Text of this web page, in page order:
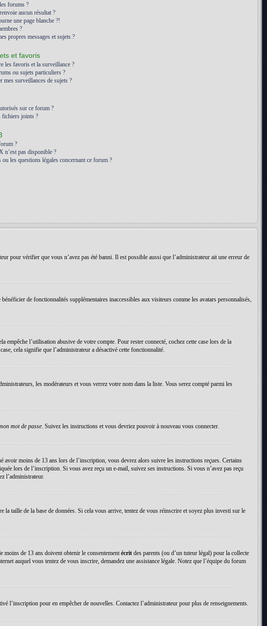
forums ?
aucun résultat ?
une page blanche ?!
?
propres messages et sujets ?
et favoris
les favoris et la surveillance ?
ou sujets particuliers ?
mes surveillances de sujets ?
sur ce forum ?
fichiers joints ?
?
n’est pas disponible ?
les questions légales concernant ce forum ?
pour vérifier que vous n’avez pas été banni. Il est possible aussi que l’administrateur ait une erreur de
de fonctionnalités supplémentaires inaccessibles aux visiteurs comme les avatars personnalisés,
empêche l’utilisation abusive de votre compte. Pour rester connecté, cochez cette case lors de la
cela signifie que l’administrateur a désactivé cette fonctionnalité.
les modérateurs et vous verrez votre nom dans la liste. Vous serez compté parmi les
mot de passe. Suivez les instructions et vous devriez pouvoir à nouveau vous connecter.
moins de 13 ans lors de l’inscription, vous devrez alors suivre les instructions reçues. Certains
lors de l’inscription. Si vous avez reçu un e-mail, suivez ses instructions. Si vous n’avez pas reçu
l’administrateur.
taille de la base de données. Si cela vous arrive, tentez de vous réinscrire et soyez plus investi sur le
de 13 ans doivent obtenir le consentementécrit des parents (ou d’un tuteur légal) pour la collecte
auquel vous tentez de vous inscrire, demandez une assistance légale. Notez que l’équipe du forum
l’inscription pour en empêcher de nouvelles. Contactez l’administrateur pour plus de renseignements.